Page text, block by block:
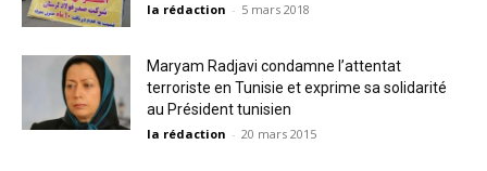
la rédaction - 5 mars 2018
Maryam Radjavi condamne l’attentat
terroriste en Tunisie et exprime sa solidarité
au Président tunisien
la rédaction - 20 mars 2015